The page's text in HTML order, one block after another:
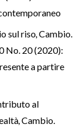
sul riso,Cambio.
No. 20 (2020):
a partire
al
,Cambio.